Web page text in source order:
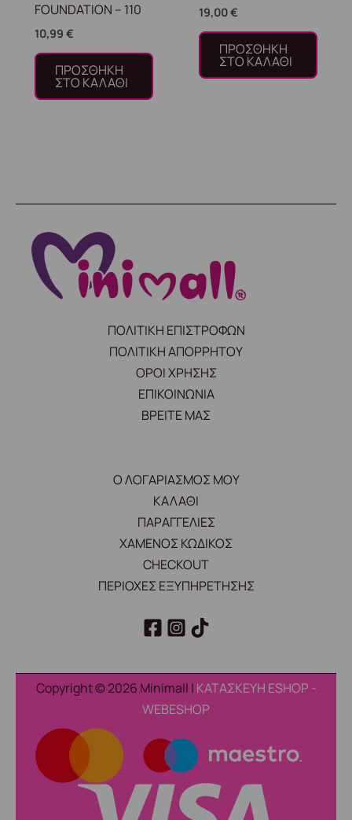
FOUNDATION – 110
10,99 €
ΠΡΟΣΘΉΚΗ
ΣΤΟ ΚΑΛΆΘΙ
19,00€
ΠΡΟΣΘΉΚΗ
ΣΤΟ ΚΑΛΆΘΙ
ΠΟΛΙΤΙΚΗ ΕΠΙΣΤΡΟΦΩΝ
ΠΟΛΙΤΙΚΗ ΑΠΟΡΡΗΤΟΥ
ΟΡΟΙ ΧΡΗΣΗΣ
ΕΠΙΚΟΙΝΩΝΙΑ
ΒΡΕΙΤΕ ΜΑΣ
Ο ΛΟΓΑΡΙΑΣΜΟΣ ΜΟΥ
ΚΑΛΑΘΙ
ΠΑΡΑΓΓΕΛΙΕΣ
ΧΑΜΕΝΟΣ ΚΩΔΙΚΟΣ
CHECKOUT
ΠΕΡΙΟΧΕΣ ΕΞΥΠΗΡΕΤΗΣΗΣ
Copyright © 2026 Minimall | ΚΑΤΑΣΚΕΥΗ ESHOP -
WEBESHOP